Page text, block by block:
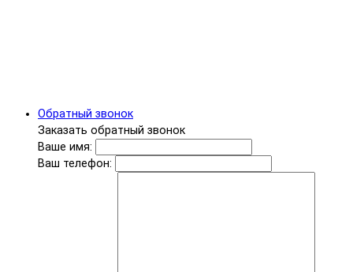
Обратный звонок
Заказать обратный звонок
Ваше имя:
Ваш телефон: